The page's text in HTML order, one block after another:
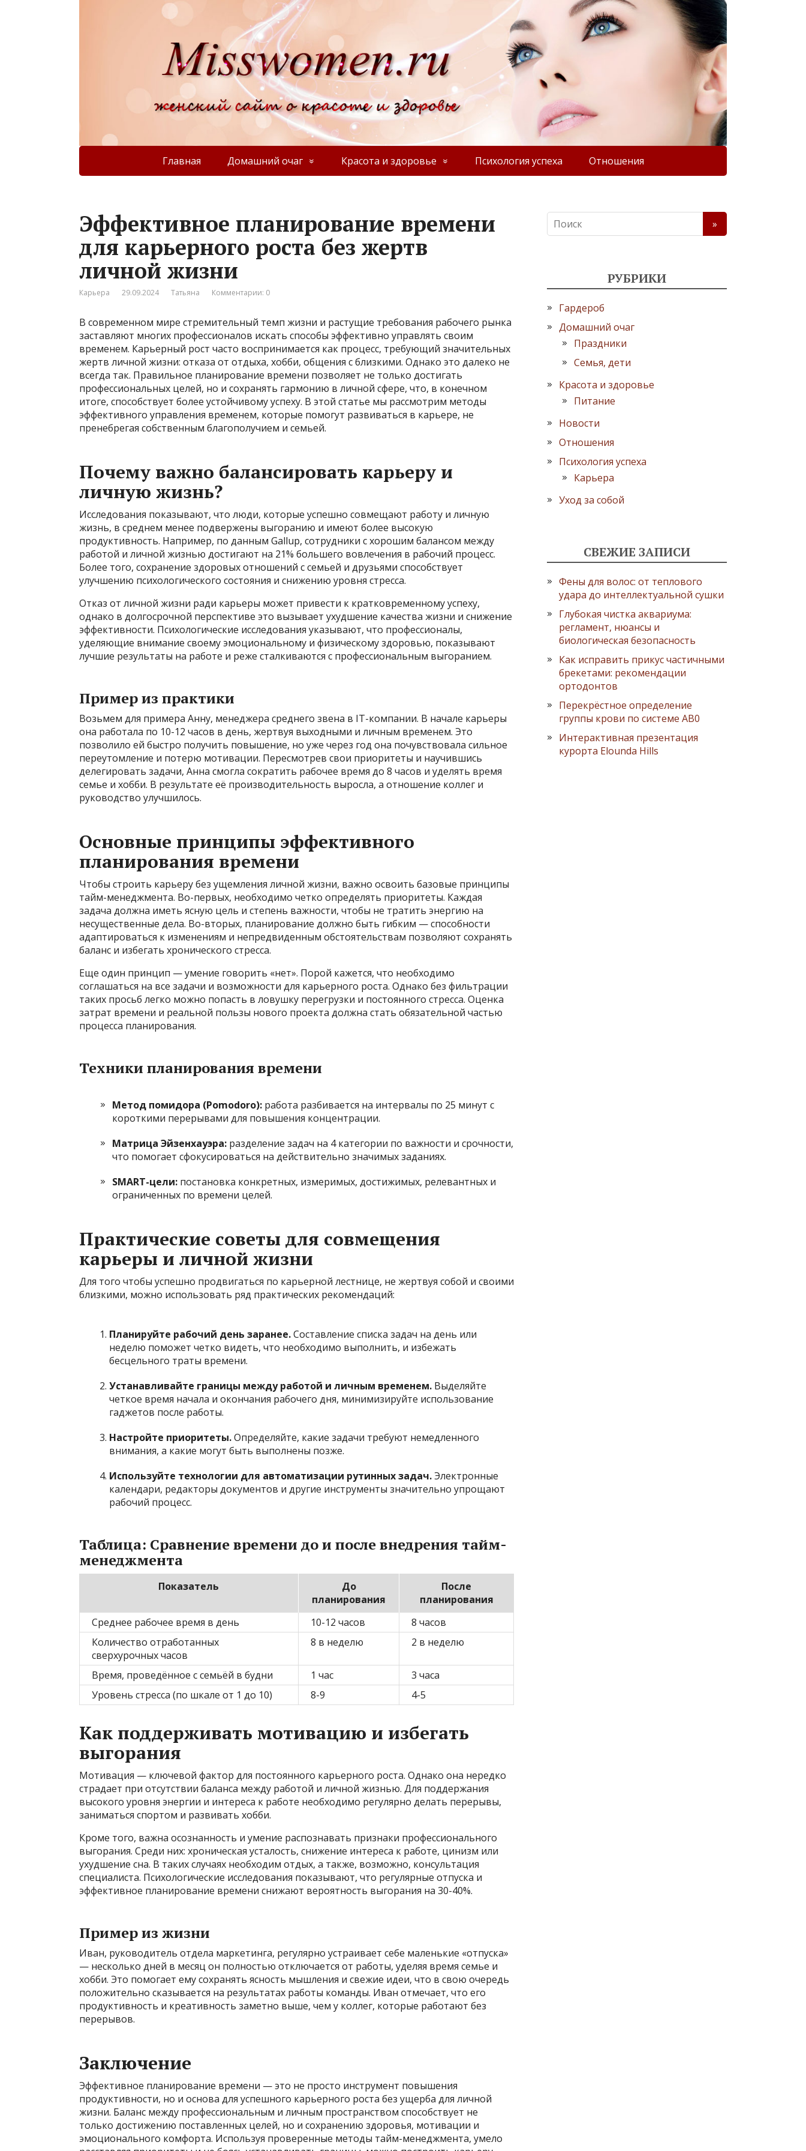
Главная Домашний очаг Красота и здоровье Психология успеха Отношения
Эффективное планирование времени
для карьерного роста без жертв
личной жизни
Карьера 29.09.2024 Татьяна Комментарии: 0
В современном мире стремительный темп жизни и растущие требования рабочего рынка
заставляют многих профессионалов искать способы эффективно управлять своим
временем. Карьерный рост часто воспринимается как процесс, требующий значительных
жертв личной жизни: отказа от отдыха, хобби, общения с близкими. Однако это далеко не
всегда так. Правильное планирование времени позволяет не только достигать
профессиональных целей, но и сохранять гармонию в личной сфере, что, в конечном
итоге, способствует более устойчивому успеху. В этой статье мы рассмотрим методы
эффективного управления временем, которые помогут развиваться в карьере, не
пренебрегая собственным благополучием и семьей.
Почему важно балансировать карьеру и
личную жизнь?
Исследования показывают, что люди, которые успешно совмещают работу и личную
жизнь, в среднем менее подвержены выгоранию и имеют более высокую
продуктивность. Например, по данным Gallup, сотрудники с хорошим балансом между
работой и личной жизнью достигают на 21% большего вовлечения в рабочий процесс.
Более того, сохранение здоровых отношений с семьей и друзьями способствует
улучшению психологического состояния и снижению уровня стресса.
Отказ от личной жизни ради карьеры может привести к кратковременному успеху,
однако в долгосрочной перспективе это вызывает ухудшение качества жизни и снижение
эффективности. Психологические исследования указывают, что профессионалы,
уделяющие внимание своему эмоциональному и физическому здоровью, показывают
лучшие результаты на работе и реже сталкиваются с профессиональным выгоранием.
Пример из практики
Возьмем для примера Анну, менеджера среднего звена в IT-компании. В начале карьеры
она работала по 10-12 часов в день, жертвуя выходными и личным временем. Это
позволило ей быстро получить повышение, но уже через год она почувствовала сильное
переутомление и потерю мотивации. Пересмотрев свои приоритеты и научившись
делегировать задачи, Анна смогла сократить рабочее время до 8 часов и уделять время
семье и хобби. В результате её производительность выросла, а отношение коллег и
руководство улучшилось.
Основные принципы эффективного
планирования времени
Чтобы строить карьеру без ущемления личной жизни, важно освоить базовые принципы
тайм-менеджмента. Во-первых, необходимо четко определять приоритеты. Каждая
задача должна иметь ясную цель и степень важности, чтобы не тратить энергию на
несущественные дела. Во-вторых, планирование должно быть гибким — способности
адаптироваться к изменениям и непредвиденным обстоятельствам позволяют сохранять
баланс и избегать хронического стресса.
Еще один принцип — умение говорить «нет». Порой кажется, что необходимо
соглашаться на все задачи и возможности для карьерного роста. Однако без фильтрации
таких просьб легко можно попасть в ловушку перегрузки и постоянного стресса. Оценка
затрат времени и реальной пользы нового проекта должна стать обязательной частью
процесса планирования.
Техники планирования времени
Метод помидора (Pomodoro): работа разбивается на интервалы по 25 минут с
короткими перерывами для повышения концентрации.
Матрица Эйзенхауэра: разделение задач на 4 категории по важности и срочности,
что помогает сфокусироваться на действительно значимых заданиях.
SMART-цели: постановка конкретных, измеримых, достижимых, релевантных и
ограниченных по времени целей.
Практические советы для совмещения
карьеры и личной жизни
Для того чтобы успешно продвигаться по карьерной лестнице, не жертвуя собой и своими
близкими, можно использовать ряд практических рекомендаций:
Планируйте рабочий день заранее.Составление списка задач на день или
неделю поможет четко видеть, что необходимо выполнить, и избежать
бесцельного траты времени.
Устанавливайте границы между работой и личным временем. Выделяйте
четкое время начала и окончания рабочего дня, минимизируйте использование
гаджетов после работы.
Настройте приоритеты.Определяйте, какие задачи требуют немедленного
внимания, а какие могут быть выполнены позже.
Используйте технологии для автоматизации рутинных задач.Электронные
календари, редакторы документов и другие инструменты значительно упрощают
рабочий процесс.
Таблица: Сравнение времени до и после внедрения тайм-
менеджмента
Показатель
До
планирования
После
планирования
Среднее рабочее время в день
10-12 часов
8 часов
Количество отработанных
сверхурочных часов
8 в неделю 2 в неделю
Время, проведённое с семьёй в будни 1 час
3 часа
Уровень стресса (по шкале от 1 до 10)
8-9 4-5
Как поддерживать мотивацию и избегать
выгорания
Мотивация — ключевой фактор для постоянного карьерного роста. Однако она нередко
страдает при отсутствии баланса между работой и личной жизнью. Для поддержания
высокого уровня энергии и интереса к работе необходимо регулярно делать перерывы,
заниматься спортом и развивать хобби.
Кроме того, важна осознанность и умение распознавать признаки профессионального
выгорания. Среди них: хроническая усталость, снижение интереса к работе, цинизм или
ухудшение сна. В таких случаях необходим отдых, а также, возможно, консультация
специалиста. Психологические исследования показывают, что регулярные отпуска и
эффективное планирование времени снижают вероятность выгорания на 30-40%.
Пример из жизни
Иван, руководитель отдела маркетинга, регулярно устраивает себе маленькие «отпуска»
— несколько дней в месяц он полностью отключается от работы, уделяя время семье и
хобби. Это помогает ему сохранять ясность мышления и свежие идеи, что в свою очередь
положительно сказывается на результатах работы команды. Иван отмечает, что его
продуктивность и креативность заметно выше, чем у коллег, которые работают без
перерывов.
Заключение
Эффективное планирование времени — это не просто инструмент повышения
продуктивности, но и основа для успешного карьерного роста без ущерба для личной
жизни. Баланс между профессиональным и личным пространством способствует не
только достижению поставленных целей, но и сохранению здоровья, мотивации и
эмоционального комфорта. Используя проверенные методы тайм-менеджмента, умело
РУБРИКИ
Гардероб
Домашний очаг
Праздники
Семья, дети
Красота и здоровье
Питание
Новости
Отношения
Психология успеха
Карьера
Уход за собой
СВЕЖИЕ ЗАПИСИ
Фены для волос: от теплового
удара до интеллектуальной сушки
Глубокая чистка аквариума:
регламент, нюансы и
биологическая безопасность
Как исправить прикус частичными
брекетами: рекомендации
ортодонтов
Перекрёстное определение
группы крови по системе AB0
Интерактивная презентация
курорта Elounda Hills